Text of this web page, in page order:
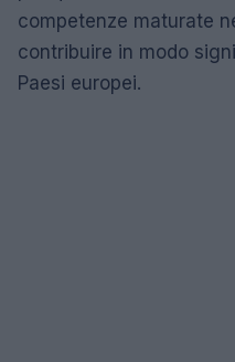
competenze maturate
contribuire in modo
Paesi europei.